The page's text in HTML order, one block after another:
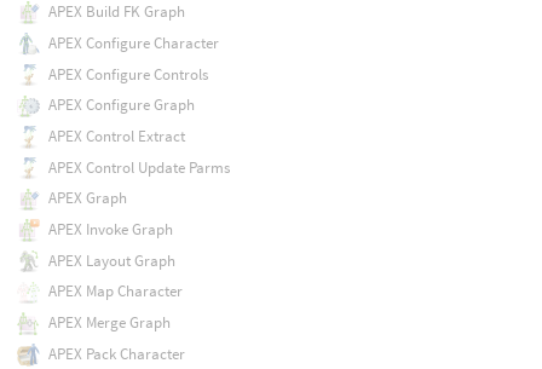
APEX Build FK Graph
APEX Configure Character
APEX Configure Controls
APEX Configure Graph
APEX Control Extract
APEX Control Update Parms
APEX Graph
APEX Invoke Graph
APEX Layout Graph
APEX Map Character
APEX Merge Graph
APEX Pack Character